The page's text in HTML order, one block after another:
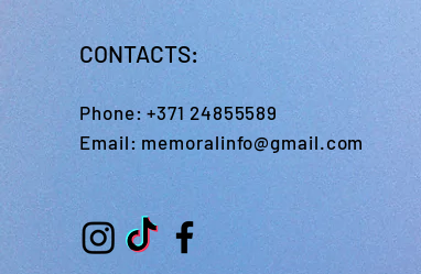
CONTACTS:
Phone:+371 24855589
Email: memoralinfo@gmail.com